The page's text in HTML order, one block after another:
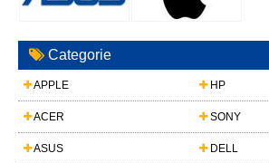
Categorie
APPLE HP
ACER SONY
ASUS DELL